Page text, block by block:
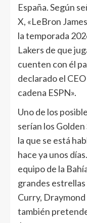
España. Según
X, «LeBron
la temporada
Lakers de que
cuenten con él
declarado el
cadena ESPN».
Uno de los
serían los
la que se está
hace ya unos
equipo de la
grandes
Curry,
también